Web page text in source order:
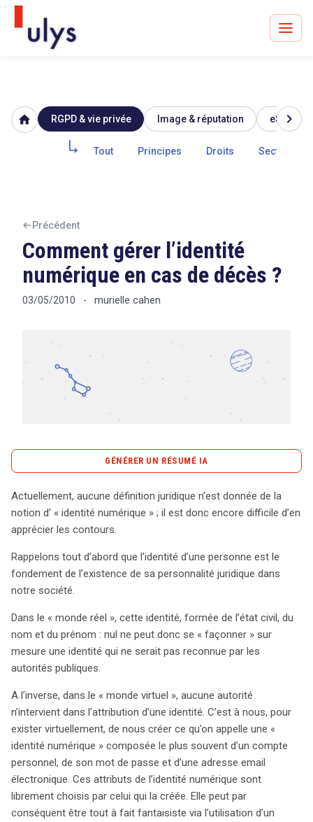
Avocats à Paris & Bruxelles
Leader en droit de l'innovation depuis 30 ans
CONTACT
home RGPD & vie privée Image & réputation eSanté
Tout Principes Droits Secteur
chevron_right
Précédent
Comment gérer l’identité
numérique en cas de décès ?
03/05/2010 - murielle cahen
GÉNÉRER UN RÉSUMÉ IA
L’identité numérique, bien qu’encore floue juridiquement,
représente un enjeu crucial dans notre société moderne.
autorités, l’identité numérique est façonnée par les
internautes eux-mêmes. Elle se compose de comptes
en ligne, de mots de passe et d’adresses e-mail,
permettant à chacun de créer des identités variées,
parfois fictives. Les traces laissées sur Internet, qu’il
s’agisse de photos, d’achats en ligne ou d’interactions
sur des forums, forment un portrait numérique qui peut
une personnalité publique, responsable de son image en
ligne. La distinction entre la maîtrise personnelle et la
gestion collective de cette identité est essentielle, car la
seconde échappe souvent au contrôle individuel. Les
questions se posent également quant à la gestion de
cette identité après la mort. Les défunts ne peuvent plus
gérer leurs données, qui continuent d’exister sur la Toile,
soulevant des préoccupations relatives à la vie privée et
Actuellement, aucune définition juridique n’est donnée de la
notion d’ « identité numérique » ; il est donc encore difficile d’en
apprécier les contours.
Rappelons tout d’abord que l’identité d’une personne est le
fondement de l’existence de sa personnalité juridique dans
notre société.
Dans le « monde réel », cette identité, formée de l’état civil, du
nom et du prénom : nul ne peut donc se « façonner » sur
mesure une identité qui ne serait pas reconnue par les
autorités publiques.
A l’inverse, dans le « monde virtuel », aucune autorité
n’intervient dans l’attribution d’une identité. C’est à nous, pour
exister virtuellement, de nous créer ce qu’on appelle une «
identité numérique » composée le plus souvent d’un compte
personnel, de son mot de passe et d’une adresse email
électronique. Ces attributs de l’identité numérique sont
librement choisis par celui qui la créée. Elle peut par
conséquent être tout à fait fantaisiste via l’utilisation d’un